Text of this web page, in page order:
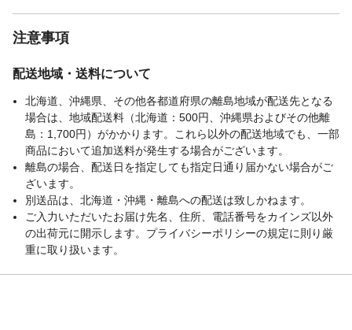
注意事項
配送地域・送料について
北海道、沖縄県、その他各都道府県の離島地域が配送先となる
場合は、地域配送料（北海道：500円、沖縄県およびその他離
島：1,700円）がかかります。これら以外の配送地域でも、一部
商品において追加送料が発生する場合がございます。
離島の場合、配送日を指定しても指定日通り届かない場合がご
ざいます。
別送品は、北海道・沖縄・離島への配送は致しかねます。
ご入力いただいたお届け先名、住所、電話番号をカインズ以外
の出荷元に開示します。プライバシーポリシーの規定に則り厳
重に取り扱います。